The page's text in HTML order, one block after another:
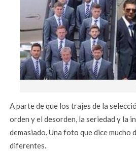
A parte de que los trajes de la
orden y el desorden, la seriedad y la
demasiado. Una foto que dice mucho
diferentes.